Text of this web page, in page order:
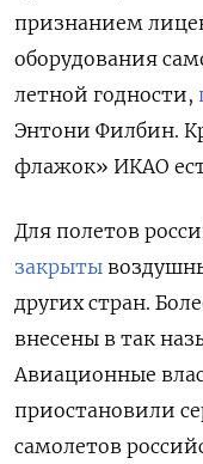
признанием
оборудования
летной годности,
Энтони Филбин.
флажок» ИКАО
Для полетов
закрыты
других стран.
внесены в так
Авиационные
приостановили
самолетов